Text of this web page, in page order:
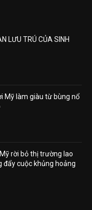
LƯU TRÚ CỦA SINH
Mỹ làm giàu từ bùng nổ
rời bỏ thị trường lao
đẩy cuộc khủng hoảng